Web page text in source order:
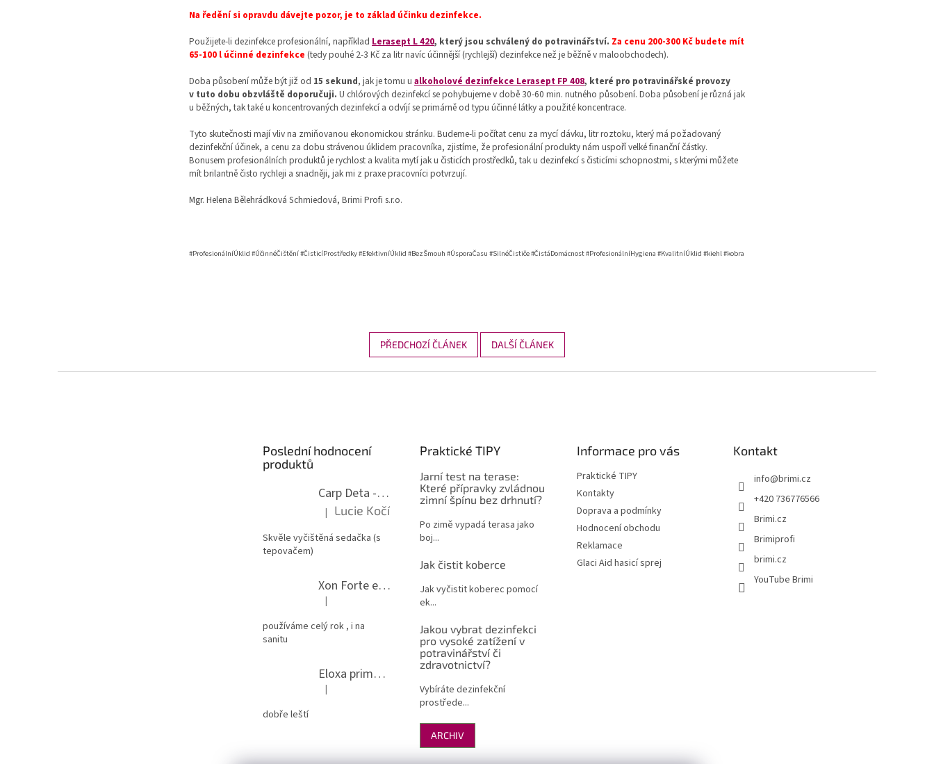
Na ředění si opravdu dávejte pozor, je to základ účinku dezinfekce.
Použijete-li dezinfekce profesionální, například Lerasept L 420, který jsou schválený do potravinářství. Za cenu 200-300 Kč budete mít
65-100 l účinné dezinfekce (tedy pouhé 2-3 Kč za litr navíc účinnější (rychlejší) dezinfekce než je běžně v maloobchodech).
Doba působení může být již od 15 sekund, jak je tomu u alkoholové dezinfekce Lerasept FP 408, které pro potravinářské provozy
v tuto dobu obzvláště doporučuji. U chlórových dezinfekcí se pohybujeme v době 30-60 min. nutného působení. Doba působení je různá jak
u běžných, tak také u koncentrovaných dezinfekcí a odvíjí se primárně od typu účinné látky a použité koncentrace.
Tyto skutečnosti mají vliv na zmiňovanou ekonomickou stránku. Budeme-li počítat cenu za mycí dávku, litr roztoku, který má požadovaný
dezinfekční účinek, a cenu za dobu strávenou úklidem pracovníka, zjistíme, že profesionální produkty nám uspoří velké finanční částky.
Bonusem profesionálních produktů je rychlost a kvalita mytí jak u čisticích prostředků, tak u dezinfekcí s čisticími schopnostmi, s kterými můžete
mít brilantně čisto rychleji a snadněji, jak mi z praxe pracovníci potvrzují.
Mgr. Helena Bělehrádková Schmiedová, Brimi Profi s.r.o.
#ProfesionálníÚklid #ÚčinnéČištění #ČisticíProstředky #EfektivníÚklid #BezŠmouh #ÚsporaČasu #SilnéČističe #ČistáDomácnost #ProfesionálníHygiena #KvalitníÚklid #kiehl #kobra
PŘEDCHOZÍ ČLÁNEK DALŠÍ ČLÁNEK
Poslední hodnocení
produktů
Carp Deta -odstranění skvrn z koberců
Hodnocení produktu je 5 z 5 hvězdiček.
| Lucie Kočí
Skvěle vyčištěná sedačka (s
tepovačem)
Xon Forte ekologický čistič grilu a odmašťovač do kuchyně
Hodnocení produktu je 5 z 5 hvězdiček.
|
používáme celý rok , i na
sanitu
Eloxa prima - leštění nerezu a hliníku
Hodnocení produktu je 5 z 5 hvězdiček.
|
dobře leští
Praktické TIPY
Jarní test na terase:
Které přípravky zvládnou
zimní špínu bez drhnutí?
Po zimě vypadá terasa jako
boj...
Jak čistit koberce
Jak vyčistit koberec pomocí
ek...
Jakou vybrat dezinfekci
pro vysoké zatížení v
potravinářství či
zdravotnictví?
Vybíráte dezinfekční
prostřede...
ARCHIV
Informace pro vás
Praktické TIPY
Kontakty
Doprava a podmínky
Hodnocení obchodu
Reklamace
Glaci Aid hasicí sprej
Kontakt
info@brimi.cz
+420 736776566
Brimi.cz
Brimiprofi
brimi.cz
YouTube Brimi